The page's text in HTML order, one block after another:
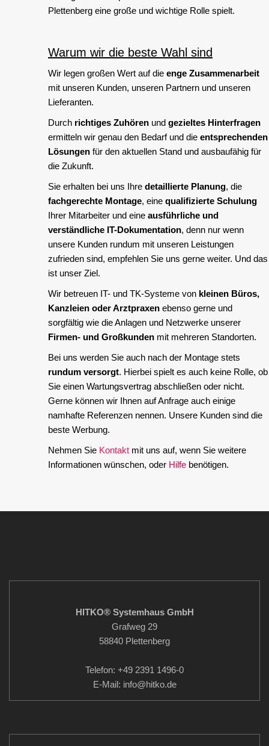
Plettenberg eine große und wichtige Rolle spielt.
Warum wir die beste Wahl sind
Wir legen großen Wert auf die enge Zusammenarbeit
mit unseren Kunden, unseren Partnern und unseren
Lieferanten.
Durch richtiges Zuhören und gezieltes Hinterfragen
ermitteln wir genau den Bedarf und die entsprechenden
Lösungen für den aktuellen Stand und ausbaufähig für
die Zukunft.
Sie erhalten bei uns Ihre detaillierte Planung, die
fachgerechte Montage, eine qualifizierte Schulung
Ihrer Mitarbeiter und eine ausführliche und
verständliche IT-Dokumentation, denn nur wenn
unsere Kunden rundum mit unseren Leistungen
zufrieden sind, empfehlen Sie uns gerne weiter. Und das
ist unser Ziel.
Wir betreuen IT- und TK-Systeme von kleinen Büros,
Kanzleien oder Arztpraxen ebenso gerne und
sorgfältig wie die Anlagen und Netzwerke unserer
Firmen- und Großkunden mit mehreren Standorten.
Bei uns werden Sie auch nach der Montage stets
rundum versorgt. Hierbei spielt es auch keine Rolle, ob
Sie einen Wartungsvertrag abschließen oder nicht.
Gerne können wir Ihnen auf Anfrage auch einige
namhafte Referenzen nennen. Unsere Kunden sind die
beste Werbung.
Nehmen Sie Kontakt mit uns auf, wenn Sie weitere
Informationen wünschen, oder Hilfe benötigen.
HITKO® Systemhaus GmbH
Grafweg 29
58840 Plettenberg
Telefon: +49 2391 1496-0
E-Mail: info@hitko.de